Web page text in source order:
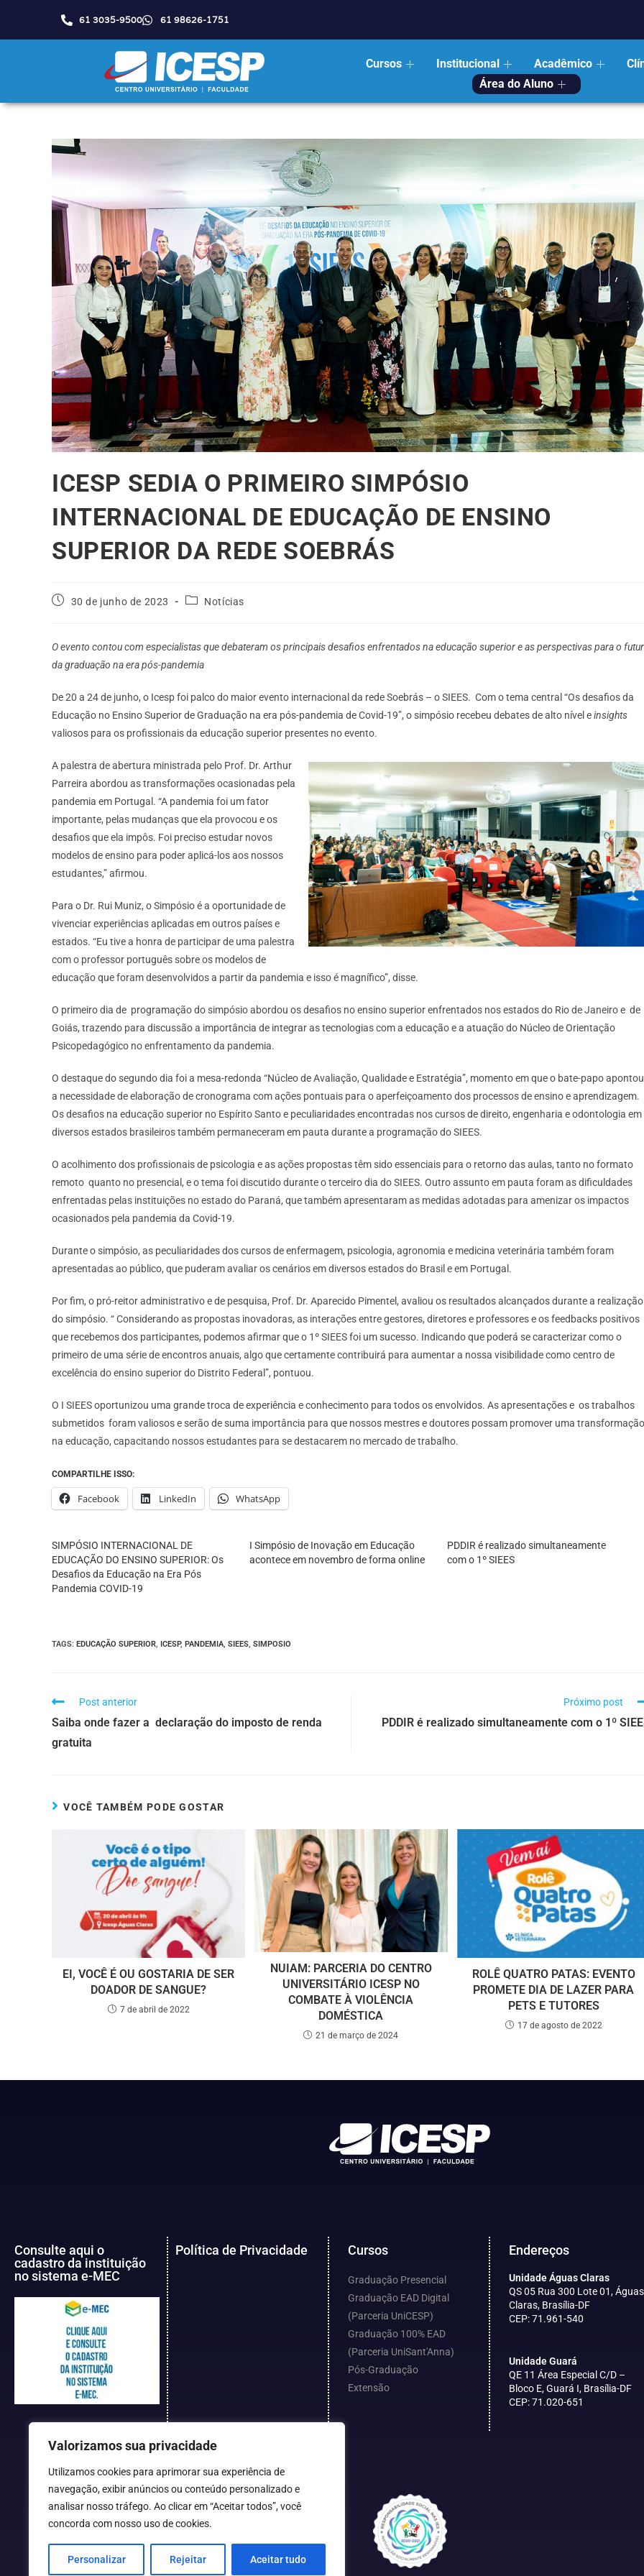
Valorizamos sua privacidade
Utilizamos cookies para aprimorar sua experiência de
navegação, exibir anúncios ou conteúdo personalizado e
analisar nosso tráfego. Ao clicar em “Aceitar todos”, você
concorda com nosso uso de cookies.
Personalizar Rejeitar Aceitar tudo
61 3035-9500 61 98626-1751
Cursos Institucional Acadêmico
Área do Aluno
ICESP SEDIA O PRIMEIRO SIMPÓSIO
INTERNACIONAL DE EDUCAÇÃO DE ENSINO
SUPERIOR DA REDE SOEBRÁS
30 de junho de 2023 Notícias
O evento contou com especialistas que debateram os principais desafios enfrentados na educação superior e as perspectivas para o
da graduação na era pós-pandemia
De 20 a 24 de junho, o Icesp foi palco do maior evento internacional da rede Soebrás – o SIEES. Com o tema central “Os desafios da
Educação no Ensino Superior de Graduação na era pós-pandemia de Covid-19”, o simpósio recebeu debates de alto nível einsights
valiosos para os profissionais da educação superior presentes no evento.
A palestra de abertura ministrada pelo Prof. Dr. Arthur
Parreira abordou as transformações ocasionadas pela
pandemia em Portugal. “A pandemia foi um fator
importante, pelas mudanças que ela provocou e os
desafios que ela impôs. Foi preciso estudar novos
modelos de ensino para poder aplicá-los aos nossos
estudantes,” afirmou.
Para o Dr. Rui Muniz, o Simpósio é a oportunidade de
vivenciar experiências aplicadas em outros países e
estados. “Eu tive a honra de participar de uma palestra
com o professor português sobre os modelos de
educação que foram desenvolvidos a partir da pandemia e isso é magnífico”, disse.
O primeiro dia de programação do simpósio abordou os desafios no ensino superior enfrentados nos estados do Rio de Janeiro e de
Goiás, trazendo para discussão a importância de integrar as tecnologias com a educação e a atuação do Núcleo de Orientação
Psicopedagógico no enfrentamento da pandemia.
O destaque do segundo dia foi a mesa-redonda “Núcleo de Avaliação, Qualidade e Estratégia”, momento em que o bate-papo apontou
a necessidade de elaboração de cronograma com ações pontuais para o aperfeiçoamento dos processos de ensino e aprendizagem.
Os desafios na educação superior no Espírito Santo e peculiaridades encontradas nos cursos de direito, engenharia e odontologia em
diversos estados brasileiros também permaneceram em pauta durante a programação do SIEES.
O acolhimento dos profissionais de psicologia e as ações propostas têm sido essenciais para o retorno das aulas, tanto no formato
remoto quanto no presencial, e o tema foi discutido durante o terceiro dia do SIEES. Outro assunto em pauta foram as dificuldades
enfrentadas pelas instituições no estado do Paraná, que também apresentaram as medidas adotadas para amenizar os impactos
ocasionados pela pandemia da Covid-19.
Durante o simpósio, as peculiaridades dos cursos de enfermagem, psicologia, agronomia e medicina veterinária também foram
apresentadas ao público, que puderam avaliar os cenários em diversos estados do Brasil e em Portugal.
Por fim, o pró-reitor administrativo e de pesquisa, Prof. Dr. Aparecido Pimentel, avaliou os resultados alcançados durante a realização
do simpósio. “ Considerando as propostas inovadoras, as interações entre gestores, diretores e professores e os feedbacks positivos
que recebemos dos participantes, podemos afirmar que o 1º SIEES foi um sucesso. Indicando que poderá se caracterizar como o
primeiro de uma série de encontros anuais, algo que certamente contribuirá para aumentar a nossa visibilidade como centro de
excelência do ensino superior do Distrito Federal”, pontuou.
O I SIEES oportunizou uma grande troca de experiência e conhecimento para todos os envolvidos. As apresentações e os trabalhos
submetidos foram valiosos e serão de suma importância para que nossos mestres e doutores possam promover uma transformação
na educação, capacitando nossos estudantes para se destacarem no mercado de trabalho.
COMPARTILHE ISSO:
Facebook LinkedIn WhatsApp
SIMPÓSIO INTERNACIONAL DE
EDUCAÇÃO DO ENSINO SUPERIOR: Os
Desafios da Educação na Era Pós
Pandemia COVID-19
I Simpósio de Inovação em Educação
acontece em novembro de forma online
PDDIR é realizado simultaneamente
com o 1º SIEES
TAGS: EDUCAÇÃO SUPERIOR, ICESP, PANDEMIA, SIEES, SIMPOSIO
Post anterior
Saiba onde fazer a declaração do imposto de renda
gratuita
Próximo post
PDDIR é realizado simultaneamente com o 1º
VOCÊ TAMBÉM PODE GOSTAR
EI, VOCÊ É OU GOSTARIA DE SER
DOADOR DE SANGUE?
7 de abril de 2022
NUIAM: PARCERIA DO CENTRO
UNIVERSITÁRIO ICESP NO
COMBATE À VIOLÊNCIA
DOMÉSTICA
21 de março de 2024
ROLÊ QUATRO PATAS: EVENTO
PROMETE DIA DE LAZER PARA
PETS E TUTORES
17 de agosto de 2022
Consulte aqui o
cadastro da instituição
no sistema e-MEC
Política de Privacidade Cursos
Graduação Presencial
Graduação EAD Digital
(Parceria UniCESP)
Graduação 100% EAD
(Parceria UniSant'Anna)
Pós-Graduação
Extensão
Endereços
Unidade Águas Claras
QS 05 Rua 300 Lote 01, Águas
Claras, Brasília-DF
CEP: 71.961-540
Unidade Guará
QE 11 Área Especial C/D –
Bloco E, Guará I, Brasília-DF
CEP: 71.020-651